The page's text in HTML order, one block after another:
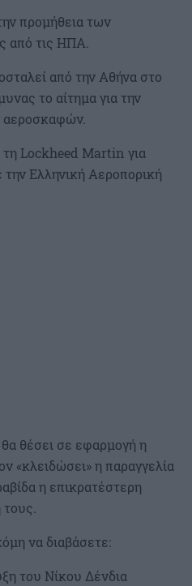
προμήθεια των
από τις ΗΠΑ.
από την Αθήνα στο
το αίτημα για την
αεροσκαφών.
Lockheed Martin για
την Ελληνική Αεροπορική
θέσει σε εφαρμογή η
«κλειδώσει» η παραγγελία
η επικρατέστερη
τους.
να διαβάσετε:
του Νίκου Δένδια